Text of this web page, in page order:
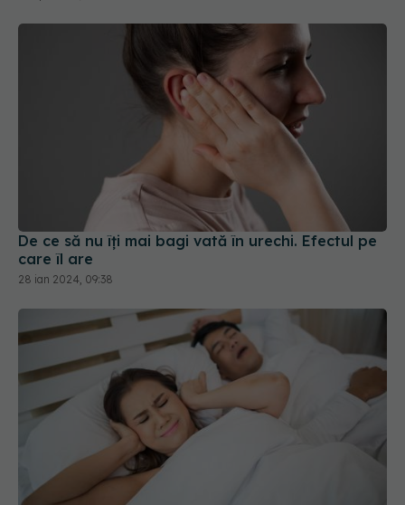
De ce să nu îți mai bagi vată în urechi. Efectul pe
care îl are
28 ian 2024, 09:38